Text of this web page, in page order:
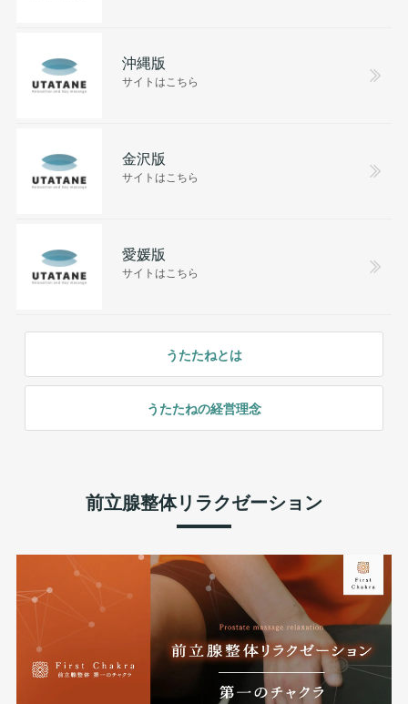
沖縄版
サイトはこちら
金沢版
サイトはこちら
愛媛版
サイトはこちら
うたたねとは
うたたねの経営理念
前立腺整体リラクゼーション